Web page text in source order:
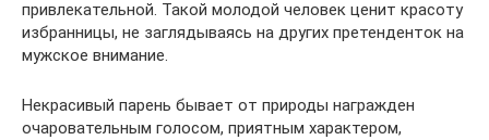
привлекательной. Такой молодой человек ценит красоту
избранницы, не заглядываясь на других претенденток на
мужское внимание.
Некрасивый парень бывает от природы награжден
очаровательным голосом, приятным характером,